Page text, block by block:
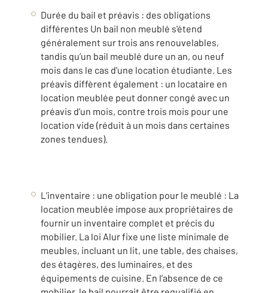
Durée du bail et préavis : des obligations
différentes Un bail non meublé s'étend
généralement sur trois ans renouvelables,
tandis qu’un bail meublé dure un an, ou neuf
mois dans le cas d'une location étudiante. Les
préavis diffèrent également : un locataire en
location meublée peut donner congé avec un
préavis d’un mois, contre trois mois pour une
location vide (réduit à un mois dans certaines
zones tendues).
L’inventaire : une obligation pour le meublé : La
location meublée impose aux propriétaires de
fournir un inventaire complet et précis du
mobilier. La loi Alur fixe une liste minimale de
meubles, incluant un lit, une table, des chaises,
des étagères, des luminaires, et des
équipements de cuisine. En l’absence de ce